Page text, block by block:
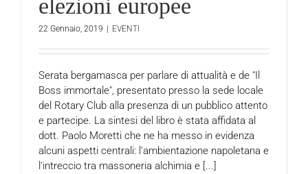
elezioni europee
22 Gennaio, 2019 | EVENTI
Serata bergamasca per parlare di attualità e de "Il
Boss immortale", presentato presso la sede locale
del Rotary Club alla presenza di un pubblico attento
e partecipe. La sintesi del libro è stata affidata al
dott. Paolo Moretti che ne ha messo in evidenza
alcuni aspetti centrali: l'ambientazione napoletana e
l'intreccio tra massoneria alchimia e [...]